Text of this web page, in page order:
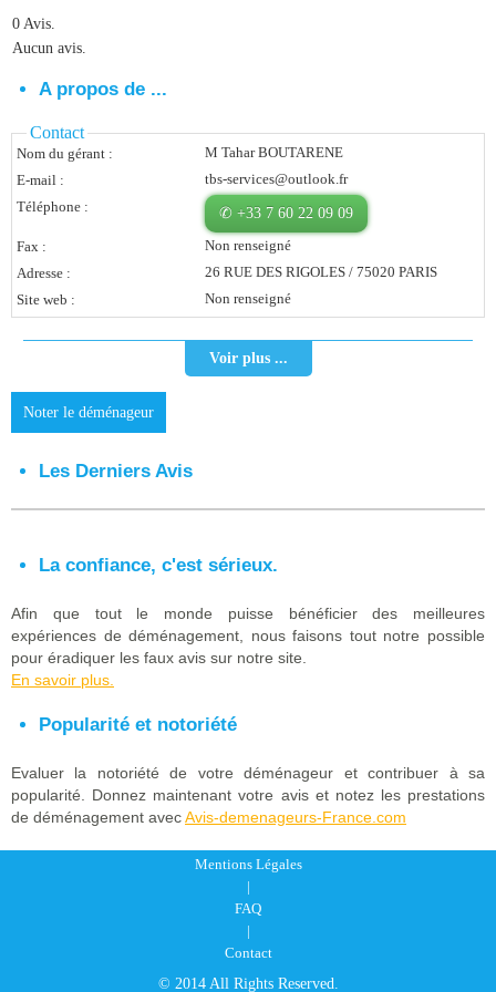
Vous Êtes Une Société
Comment Ça Marche ?
Quels Bénéfices Pour Ma Société ?
Témoignages Adhérents
Comment S’inscrire ?
Donnez Votre Avis
Contact
0 Avis.
Aucun avis.
A propos de ...
Contact
Nom du gérant :
M Tahar BOUTARENE
E-mail :
tbs-services@outlook.fr
Téléphone :
✆ +33 7 60 22 09 09
Fax :
Non renseigné
Adresse :
26 RUE DES RIGOLES / 75020 PARIS
Site web :
Non renseigné
Voir plus ...
Noter le déménageur
Les Derniers Avis
La confiance, c'est sérieux.
Afin que tout le monde puisse bénéficier des meilleures
expériences de déménagement, nous faisons tout notre possible
pour éradiquer les faux avis sur notre site.
En savoir plus.
Popularité et notoriété
Evaluer la notoriété de votre déménageur et contribuer à sa
popularité. Donnez maintenant votre avis et notez les prestations
de déménagement avecAvis-demenageurs-France.com
Mentions Légales
|
FAQ
|
Contact
© 2014 All Rights Reserved.